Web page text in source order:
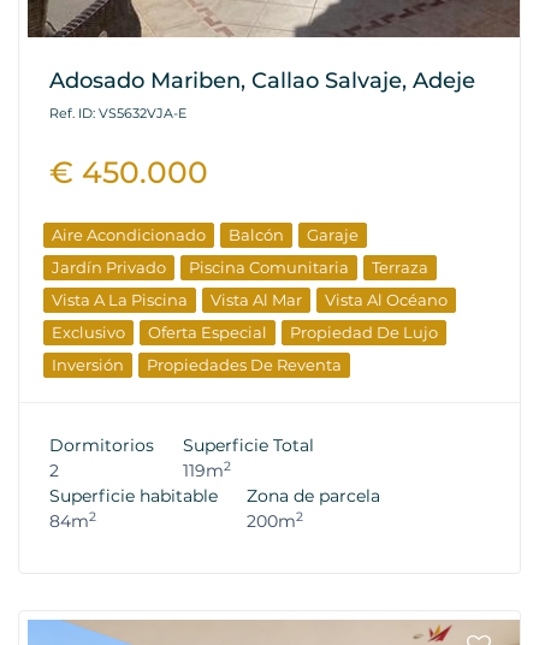
Adosado Mariben, Callao Salvaje, Adeje
Ref. ID: VS5632VJA-E
€ 450.000
Aire Acondicionado Balcón
Garaje
Jardín Privado
Piscina Comunitaria
Terraza
Vista A La Piscina
Vista Al Mar
Vista Al Océano
Exclusivo
Oferta Especial
Propiedad De Lujo
Inversión
Propiedades De Reventa
Dormitorios
2
Superficie Total
119m2
Superficie habitable
84m2
Zona de parcela
200m2